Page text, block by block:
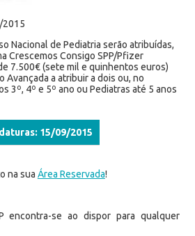
2015
Nacional de Pediatria serão atribuídas,
Crescemos Consigo SPP/Pfizer
7.500€ (sete mil e quinhentos euros)
Avançada a atribuir a dois ou, no
3º, 4º e 5º ano ou Pediatras até 5 anos
15/09/2015
na sua Área Reservada!
encontra-se ao dispor para qualquer